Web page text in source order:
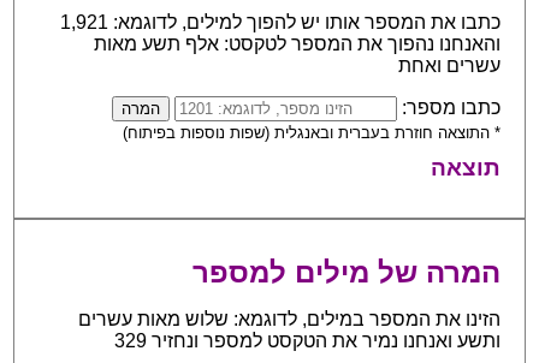
כתבו את המספר אותו יש להפוך למילים, לדוגמא: 1,921
והאנחנו נהפוך את המספר לטקסט: אלף תשע מאות
עשרים ואחת
כתבו מספר:
* התוצאה חוזרת בעברית ובאנגלית (שפות נוספות בפיתוח)
תוצאה
המרה של מילים למספר
הזינו את המספר במילים, לדוגמא: שלוש מאות עשרים
ותשע ואנחנו נמיר את הטקסט למספר ונחזיר 329